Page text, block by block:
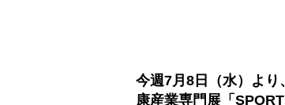
今週7月8日（水）よ
康産業専門展「